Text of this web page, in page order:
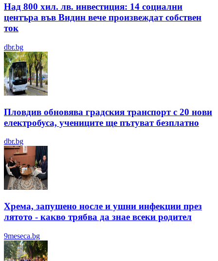
Над 800 хил. лв. инвестиция: 14 социални
центъра във Видин вече произвеждат собствен
ток
dbr.bg
Пловдив обновява градския транспорт с 20 нови
електробуса, учениците ще пътуват безплатно
dbr.bg
Хрема, запушено носле и ушни инфекции през
лятотo - какво трябва да знае всеки родител
9meseca.bg